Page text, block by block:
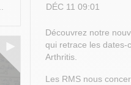
DÉC 11 09:01
Découvrez notre
qui retrace les dates-
Arthritis.
Les RMS nous